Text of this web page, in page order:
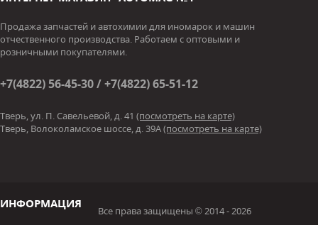
Продажа запчастей и автохимии для иномарок и машин
отчественного производства. Работаем с оптовыми и
розничными покупателями.
+7(4822) 56-45-30 / +7(4822) 65-51-12
Тверь, ул. П. Савельевой, д. 41 (посмотреть на карте)
Тверь, Волоколамское шоссе, д. 39А(посмотреть на карте)
ИНФОРМАЦИЯ
Все права защищены © 2014 - 2026